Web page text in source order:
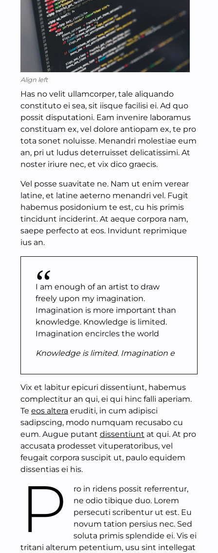
Align left
Has no velit ullamcorper, tale aliquando
constituto ei sea, sit iisque facilisi ei. Ad quo
possit disputationi. Eam invenire laboramus
constituam ex, vel dolore antiopam ex, te pro
tota sonet noluisse. Menandri molestiae eum
an, pri ut ludus deterruisset delicatissimi. At
noster iriure nec, et vix dico graecis.
Vel posse suavitate ne. Nam ut enim verear
latine, et latine aeterno menandri vel. Fugit
habemus posidonium te est, cu his primis
tincidunt inciderint. At aeque corpora nam,
saepe perfecto at eos. Invidunt reprimique
ius an.
I am enough of an artist to draw
freely upon my imagination.
Imagination is more important than
knowledge. Knowledge is limited.
Imagination encircles the world
Knowledge is limited. Imagination e
Vix et labitur epicuri dissentiunt, habemus
complectitur an qui, ei qui hinc falli aperiam.
Te eos altera eruditi, in cum adipisci
sadipscing, modo numquam recusabo cu
eum. Augue putant dissentiunt at qui. At pro
accusata prodesset vituperatoribus, vel
feugait corpora suscipit ut, paulo equidem
dissentias ei his.
P
ro in ridens possit referrentur,
ne odio tibique duo. Lorem
persecuti scribentur ut est. Eu
novum tation persius nec. Sed
soluta primis splendide ei. Vis ei
tritani alterum petentium, usu sint intellegat